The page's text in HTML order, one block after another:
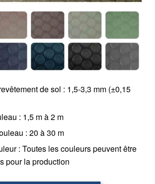
de sol : 1,5-3,3 mm (±0,15
: 1,5 m à 2 m
: 20 à 30 m
: Toutes les couleurs peuvent être
pour la production